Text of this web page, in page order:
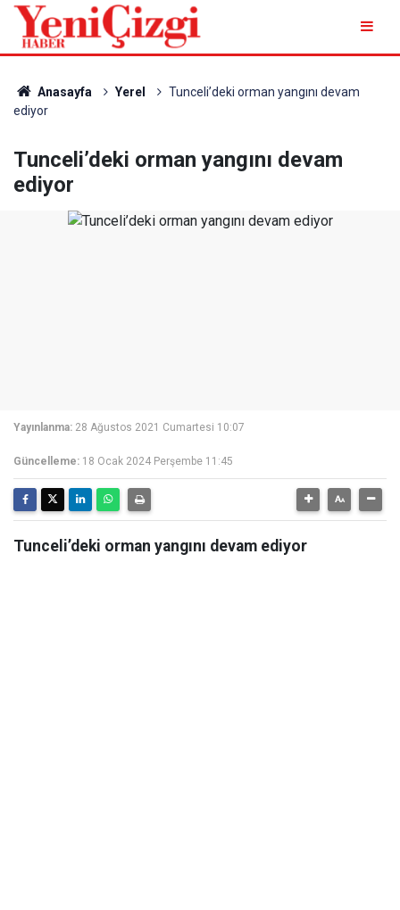
Anasayfa Yerel
Tunceli’deki orman yangını devam
ediyor
Tunceli’deki orman yangını devam
ediyor
Yayınlanma: 28 Ağustos 2021 Cumartesi 10:07
Güncelleme: 18 Ocak 2024 Perşembe 11:45
Tunceli’deki orman yangını devam ediyor